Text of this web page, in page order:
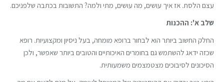
עצם הלסת. אז איך עושים, מה עושים, מתי ולמה? התשובות בכתבה שלפניכם.
שלב א': ההכנות
החלק החשוב ביותר הוא לבחור ברופא מומחה, בעל ניסיון ומקצועיות. רופא
שכזה ידאג להשתמש גם בחומרים האיכותיים והטובים ביותר שאפשר, ולכן
הסיכונים לסיבוכים מצטמצמים משמעותית.